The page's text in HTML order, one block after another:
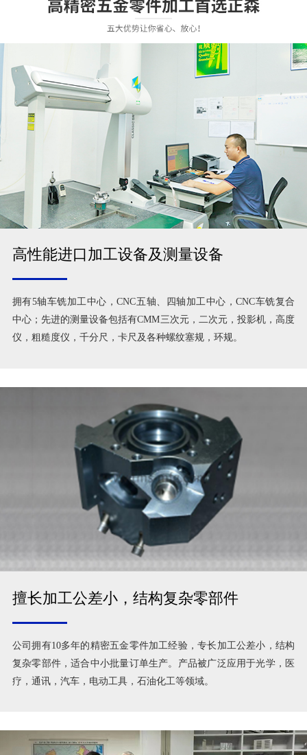
高性能进口加工设备及测量设备
拥有5轴车铣加工中心，CNC五轴、四轴加工中心，CNC车铣复合
中心；先进的测量设备包括有CMM三次元，二次元，投影机，高度
仪，粗糙度仪，千分尺，卡尺及各种螺纹塞规，环规。
擅长加工公差小，结构复杂零部件
公司拥有10多年的精密五金零件加工经验，专长加工公差小，结构
复杂零部件，适合中小批量订单生产。产品被广泛应用于光学，医
疗，通讯，汽车，电动工具，石油化工等领域。